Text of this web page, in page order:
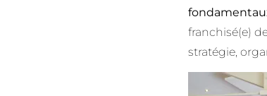
franchisé(e)
stratégie,